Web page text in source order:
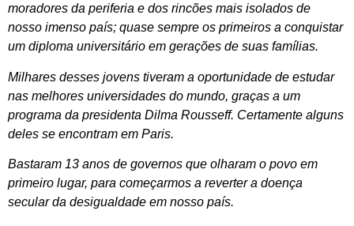
moradores da periferia e dos rincões mais isolados de
nosso imenso país; quase sempre os primeiros a conquistar
um diploma universitário em gerações de suas famílias.
Milhares desses jovens tiveram a oportunidade de estudar
nas melhores universidades do mundo, graças a um
programa da presidenta Dilma Rousseff. Certamente alguns
deles se encontram em Paris.
Bastaram 13 anos de governos que olharam o povo em
primeiro lugar, para começarmos a reverter a doença
secular da desigualdade em nosso país.